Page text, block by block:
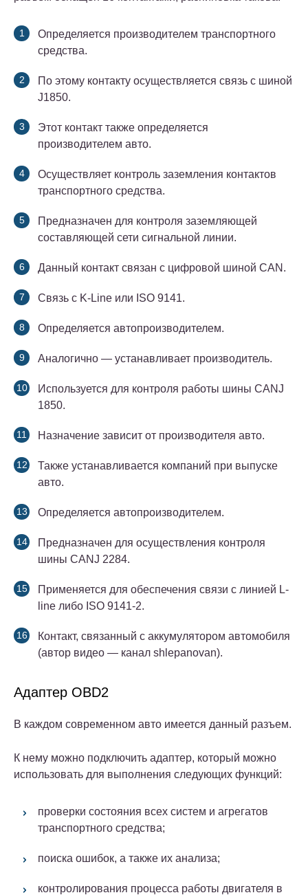
Определяется производителем транспортного
средства.
По этому контакту осуществляется связь с шиной
J1850.
Этот контакт также определяется
производителем авто.
Осуществляет контроль заземления контактов
транспортного средства.
Предназначен для контроля заземляющей
составляющей сети сигнальной линии.
Данный контакт связан с цифровой шиной CAN.
Связь с K-Line или ISO 9141.
Определяется автопроизводителем.
Аналогично — устанавливает производитель.
Используется для контроля работы шины CANJ
1850.
Назначение зависит от производителя авто.
Также устанавливается компаний при выпуске
авто.
Определяется автопроизводителем.
Предназначен для осуществления контроля
шины CANJ 2284.
Применяется для обеспечения связи с линией L-
line либо ISO 9141-2.
Контакт, связанный с аккумулятором автомобиля
(автор видео — канал shlepanovan).
Адаптер OBD2
В каждом современном авто имеется данный разъем.
К нему можно подключить адаптер, который можно
использовать для выполнения следующих функций:
проверки состояния всех систем и агрегатов
транспортного средства;
поиска ошибок, а также их анализа;
контролирования процесса работы двигателя в